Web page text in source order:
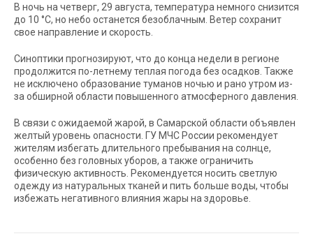
В ночь на четверг, 29 августа, температура немного снизится
до 10 °C, но небо останется безоблачным. Ветер сохранит
свое направление и скорость.
Синоптики прогнозируют, что до конца недели в регионе
продолжится по-летнему теплая погода без осадков. Также
не исключено образование туманов ночью и рано утром из-
за обширной области повышенного атмосферного давления.
В связи с ожидаемой жарой, в Самарской области объявлен
желтый уровень опасности. ГУ МЧС России рекомендует
жителям избегать длительного пребывания на солнце,
особенно без головных уборов, а также ограничить
физическую активность. Рекомендуется носить светлую
одежду из натуральных тканей и пить больше воды, чтобы
избежать негативного влияния жары на здоровье.